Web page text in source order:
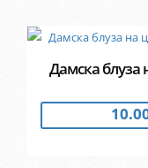
Дамска блуза